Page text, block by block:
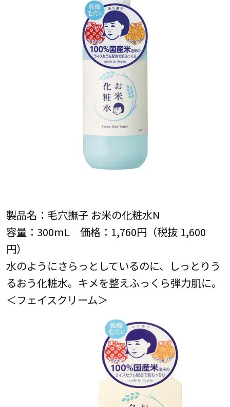
製品名：毛穴撫子 お米の化粧水N
容量：300mL 価格：1,760円（税抜 1,600
円）
水のようにさらっとしているのに、しっとりう
るおう化粧水。キメを整えふっくら弾力肌に。
＜フェイスクリーム＞